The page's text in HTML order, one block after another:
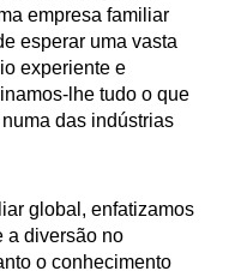
empresa familiar
esperar uma vasta
experiente e
lhe tudo o que
das indústrias
global, enfatizamos
a diversão no
o conhecimento